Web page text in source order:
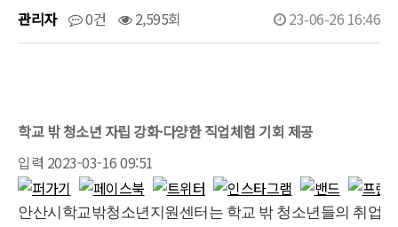
관리자 0건 2,595회 23-06-26 16:46
학교 밖 청소년 자립 강화·다양한 직업체험 기회 제공
입력 2023-03-16 09:51
안산시학교밖청소년지원센터는 학교 밖 청소년들의 취업